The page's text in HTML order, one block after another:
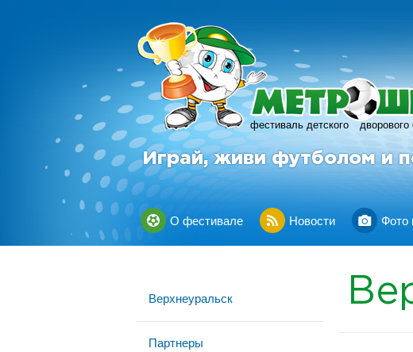
фестиваль детского
Играй, живи футболом и
О фестивале Новости Фото
Верхнеуральск
Партнеры